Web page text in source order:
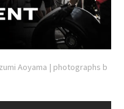
Aoyama | photographs b